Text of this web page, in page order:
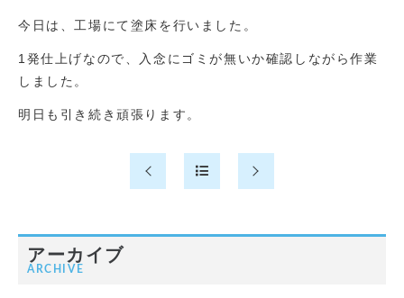
今日は、工場にて塗床を行いました。
1発仕上げなので、入念にゴミが無いか確認しながら作業
しました。
明日も引き続き頑張ります。
アーカイブ
ARCHIVE